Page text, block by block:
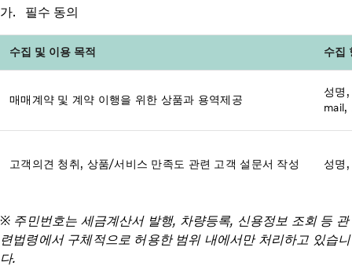
가. 필수 동의
수집 및 이용 목적 수집
매매계약 및 계약 이행을 위한 상품과 용역제공
성명
mail,
고객의견 청취, 상품/서비스 만족도 관련 고객 설문서 작성 성명
※ 주민번호는 세금계산서 발행, 차량등록, 신용정보 조회 등 관
련법령에서 구체적으로 허용한 범위 내에서만 처리하고 있습니
다.